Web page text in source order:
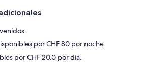
por CHF 80 por noche.
por CHF 20.0 por día.